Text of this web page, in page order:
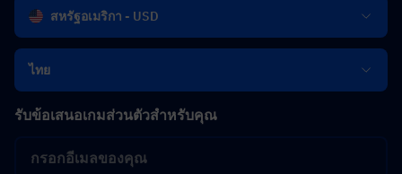
สหรัฐอเมริกา - USD
ไทย
รับข้อเสนอเกมส่วนตัวสำหรับคุณ